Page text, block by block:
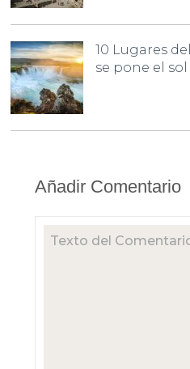
10 Lugares
se pone el sol
Añadir Comentario